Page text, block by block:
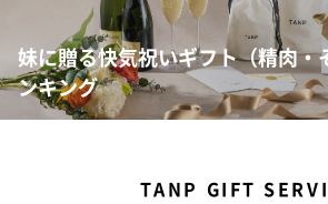
妹に贈る快気祝いギフト（精肉・
ンキング
TANP GIFT